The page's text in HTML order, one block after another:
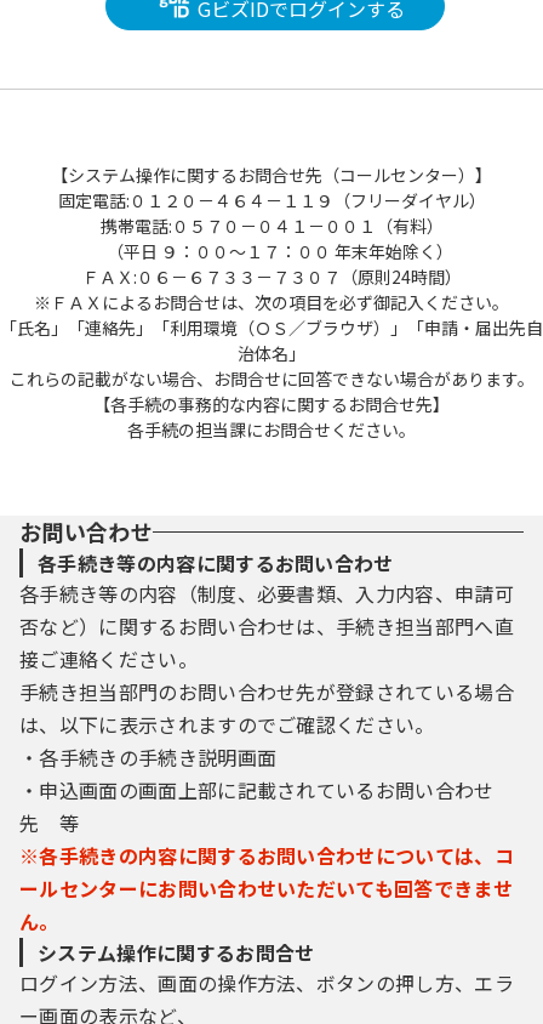
GビズIDでログインする
【システム操作に関するお問合せ先（コールセンター）】
固定電話:０１２０－４６４－１１９（フリーダイヤル）
携帯電話:０５７０－０４１－００１（有料）
（平日 ９：００～１７：００ 年末年始除く）
ＦＡＸ:０６－６７３３－７３０７（原則24時間）
※ＦＡＸによるお問合せは、次の項目を必ず御記入ください。
「氏名」「連絡先」「利用環境（ＯＳ／ブラウザ）」「申請・届出先自
治体名」
これらの記載がない場合、お問合せに回答できない場合があります。
【各手続の事務的な内容に関するお問合せ先】
各手続の担当課にお問合せください。
お問い合わせ
各手続き等の内容に関するお問い合わせ
各手続き等の内容（制度、必要書類、入力内容、申請可
否など）に関するお問い合わせは、手続き担当部門へ直
接ご連絡ください。
手続き担当部門のお問い合わせ先が登録されている場合
は、以下に表示されますのでご確認ください。
・各手続きの手続き説明画面
・申込画面の画面上部に記載されているお問い合わせ
先 等
※各手続きの内容に関するお問い合わせについては、コ
ールセンターにお問い合わせいただいても回答できませ
ん。
システム操作に関するお問合せ
ログイン方法、画面の操作方法、ボタンの押し方、エラ
ー画面の表示など、